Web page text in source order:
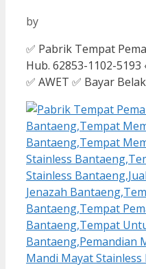
by
✅ Pabrik Tempat
Hub. 62853-1102-5193
✅ AWET ✅ Bayar